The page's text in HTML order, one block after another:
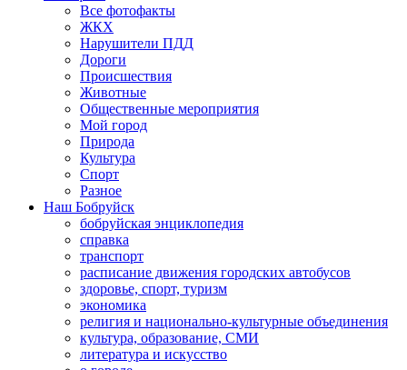
Все фотофакты
ЖКХ
Нарушители ПДД
Дороги
Происшествия
Животные
Общественные мероприятия
Мой город
Природа
Культура
Спорт
Разное
Наш Бобруйск
бобруйская энциклопедия
справка
транспорт
расписание движения городских автобусов
здоровье, спорт, туризм
экономика
религия и национально-культурные объединения
культура, образование, СМИ
литература и искусство